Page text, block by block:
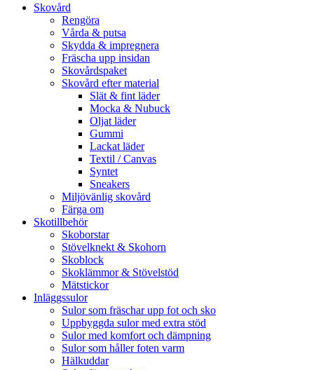
Skovård
Rengöra
Vårda & putsa
Skydda & impregnera
Fräscha upp insidan
Skovårdspaket
Skovård efter material
Slät & fint läder
Mocka & Nubuck
Oljat läder
Gummi
Lackat läder
Textil / Canvas
Syntet
Sneakers
Miljövänlig skovård
Färga om
Skotillbehör
Skoborstar
Stövelknekt & Skohorn
Skoblock
Skoklämmor & Stövelstöd
Mätstickor
Inläggssulor
Sulor som fräschar upp fot och sko
Uppbyggda sulor med extra stöd
Sulor med komfort och dämpning
Sulor som håller foten varm
Hälkuddar